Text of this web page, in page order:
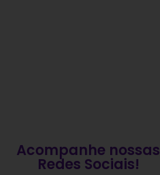
Acompanhe nossas
Redes Sociais!